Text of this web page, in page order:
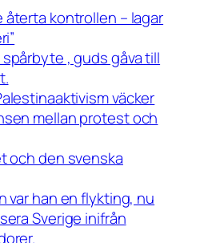
återta kontrollen – lagar
, guds gåva till
väcker
mellan protest och
och den svenska
var han en flykting, nu
Sverige inifrån